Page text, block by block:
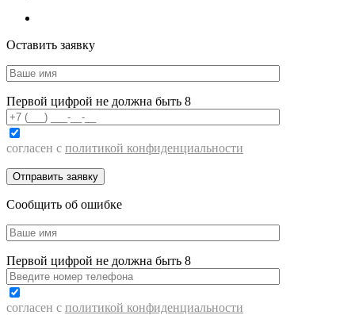
Оставить заявку
Первой цифрой не должна быть 8
согласен с политикой конфиденциальности
Сообщить об ошибке
Первой цифрой не должна быть 8
согласен с политикой конфиденциальности